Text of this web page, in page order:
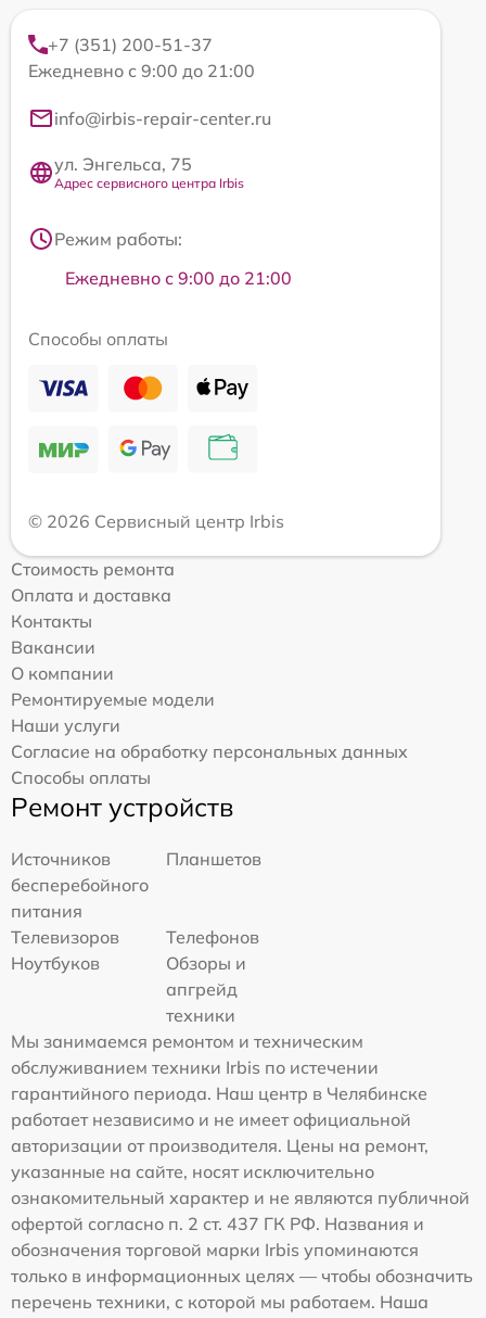
+7 (351) 200-51-37
Ежедневно с 9:00 до 21:00
info@irbis-repair-center.ru
ул. Энгельса, 75
Адрес сервисного центра Irbis
Режим работы:
Ежедневно с 9:00 до 21:00
Способы оплаты
© 2026 Сервисный центр Irbis
Стоимость ремонта
Оплата и доставка
Контакты
Вакансии
О компании
Ремонтируемые модели
Наши услуги
Согласие на обработку персональных данных
Способы оплаты
Ремонт устройств
Источников
бесперебойного
питания
Планшетов
Телевизоров
Телефонов
Ноутбуков
Обзоры и
апгрейд
техники
Мы занимаемся ремонтом и техническим
обслуживанием техники Irbis по истечении
гарантийного периода. Наш центр в Челябинске
работает независимо и не имеет официальной
авторизации от производителя. Цены на ремонт,
указанные на сайте, носят исключительно
ознакомительный характер и не являются публичной
офертой согласно п. 2 ст. 437 ГК РФ. Названия и
обозначения торговой марки Irbis упоминаются
только в информационных целях — чтобы обозначить
перечень техники, с которой мы работаем. Наша